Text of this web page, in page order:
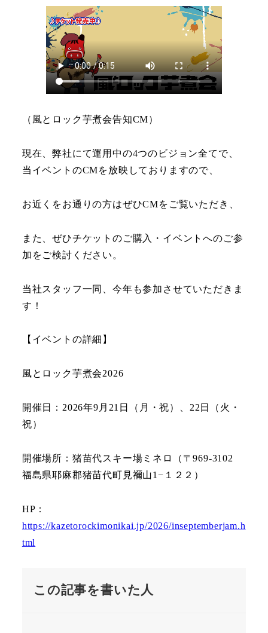
（風とロック芋煮会告知CM）
現在、弊社にて運用中の4つのビジョン全てで、
当イベントのCMを放映しておりますので、
お近くをお通りの方はぜひCMをご覧いただき、
また、ぜひチケットのご購入・イベントへのご参
加をご検討ください。
当社スタッフ一同、今年も参加させていただきま
す！
【イベントの詳細】
風とロック芋煮会2026
開催日：2026年9月21日（月・祝）、22日（火・
祝）
開催場所：猪苗代スキー場ミネロ（〒969-3102
福島県耶麻郡猪苗代町見禰山1−１２２）
HP：
https://kazetorockimonikai.jp/2026/inseptemberjam.h
tml
この記事を書いた人